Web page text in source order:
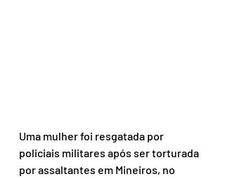
Uma mulher foi resgatada por
policiais militares após ser torturada
por assaltantes em Mineiros, no